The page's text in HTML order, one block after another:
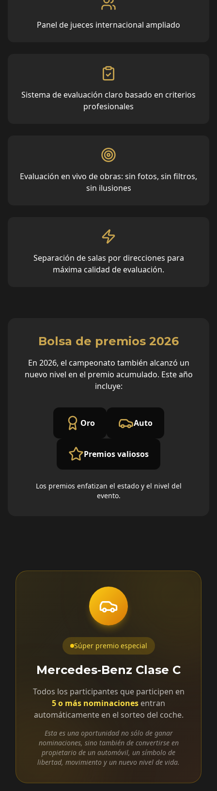
Panel de jueces internacional ampliado
Sistema de evaluación claro basado en criterios
profesionales
Evaluación en vivo de obras: sin fotos, sin filtros,
sin ilusiones
Separación de salas por direcciones para
máxima calidad de evaluación.
Bolsa de premios 2026
En 2026, el campeonato también alcanzó un
nuevo nivel en el premio acumulado. Este año
incluye:
Oro Auto
Premios valiosos
Los premios enfatizan el estado y el nivel del
evento.
Súper premio especial
Mercedes‑Benz Clase C
Todos los participantes que participen en
5 o más nominaciones entran
automáticamente en el sorteo del coche.
Esta es una oportunidad no sólo de ganar
nominaciones, sino también de convertirse en
propietario de un automóvil, un símbolo de
libertad, movimiento y un nuevo nivel de vida.